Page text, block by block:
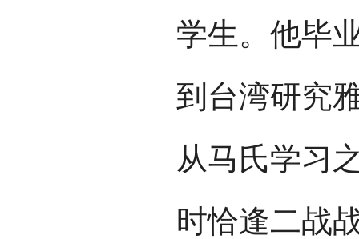
学生。他毕
到台湾研究
从马氏学习
时恰逢二战